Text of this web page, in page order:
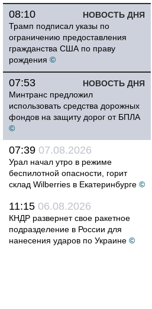
НОВОСТЬ ДНЯ
08:10
Трамп подписал указы по
ограничению предоставления
гражданства США по праву
рождения ©
НОВОСТЬ ДНЯ
07:53
Минтранс предложил
использовать средства дорожных
фондов на защиту дорог от БПЛА
©
07:39 07.08.2026
Урал начал утро в режиме
беспилотной опасности, горит
склад Wilberries в Екатеринбурге ©
11:15 06.08.2026
КНДР развернет свое ракетное
подразделение в России для
нанесения ударов по Украине ©